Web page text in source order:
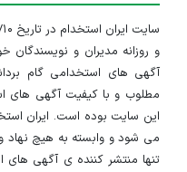
و روزانه مدیران و
آگهی های استخدامی گام
مطلوب و با کیفیت آگهی های
این سایت بوده است. ایران
می شود و وابسته به هیچ نهاد
تنها منتشر کننده ی آگهی های